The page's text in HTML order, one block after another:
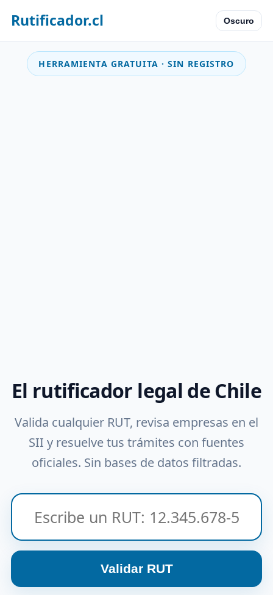
Rutificador.cl Oscuro
HERRAMIENTA GRATUITA · SIN REGISTRO
El rutificador legal de Chile
Valida cualquier RUT, revisa empresas en el
SII y resuelve tus trámites con fuentes
oficiales. Sin bases de datos filtradas.
Validar RUT